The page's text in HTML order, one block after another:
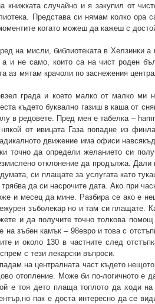
книжката случайно и я закупил от
Представа си нямам колко ора
когато можеш да кажеш с
на мисли, библиотеката в Хелзинки
а и не само, които са на чист роден
аз мятам крачоли по заснежения
града и което малко от малко ми
където буквално газиш в каша от
в редовете. Пред мен е табелка –
от ивицата Газа попадне из
движение има офиси
точно да определи желанието си
отклонение да продължа. Дали
си плащате за услугата като
трябва да си насрочите дата. Ако при
и месец да мине. Разбира се ако е
зъболекар но и там си плащате.
и да получите точно толкова
на зъбен камък – 98евро и това с
и около 130 в частните след
с тези лекарски въпроси.
на централната част където
отопление. Може би по-логичното е
е тоя дето плаща топлото да ходи
пак е доста интересно да се